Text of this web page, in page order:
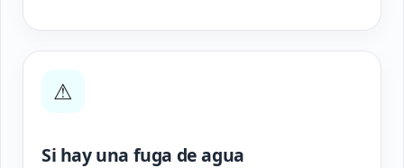
⚠
Si hay una fuga de agua